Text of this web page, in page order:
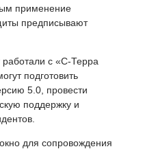
применение
предписывают
с «С-Терра
подготовить
5.0, провести
поддержку и
для сопровождения